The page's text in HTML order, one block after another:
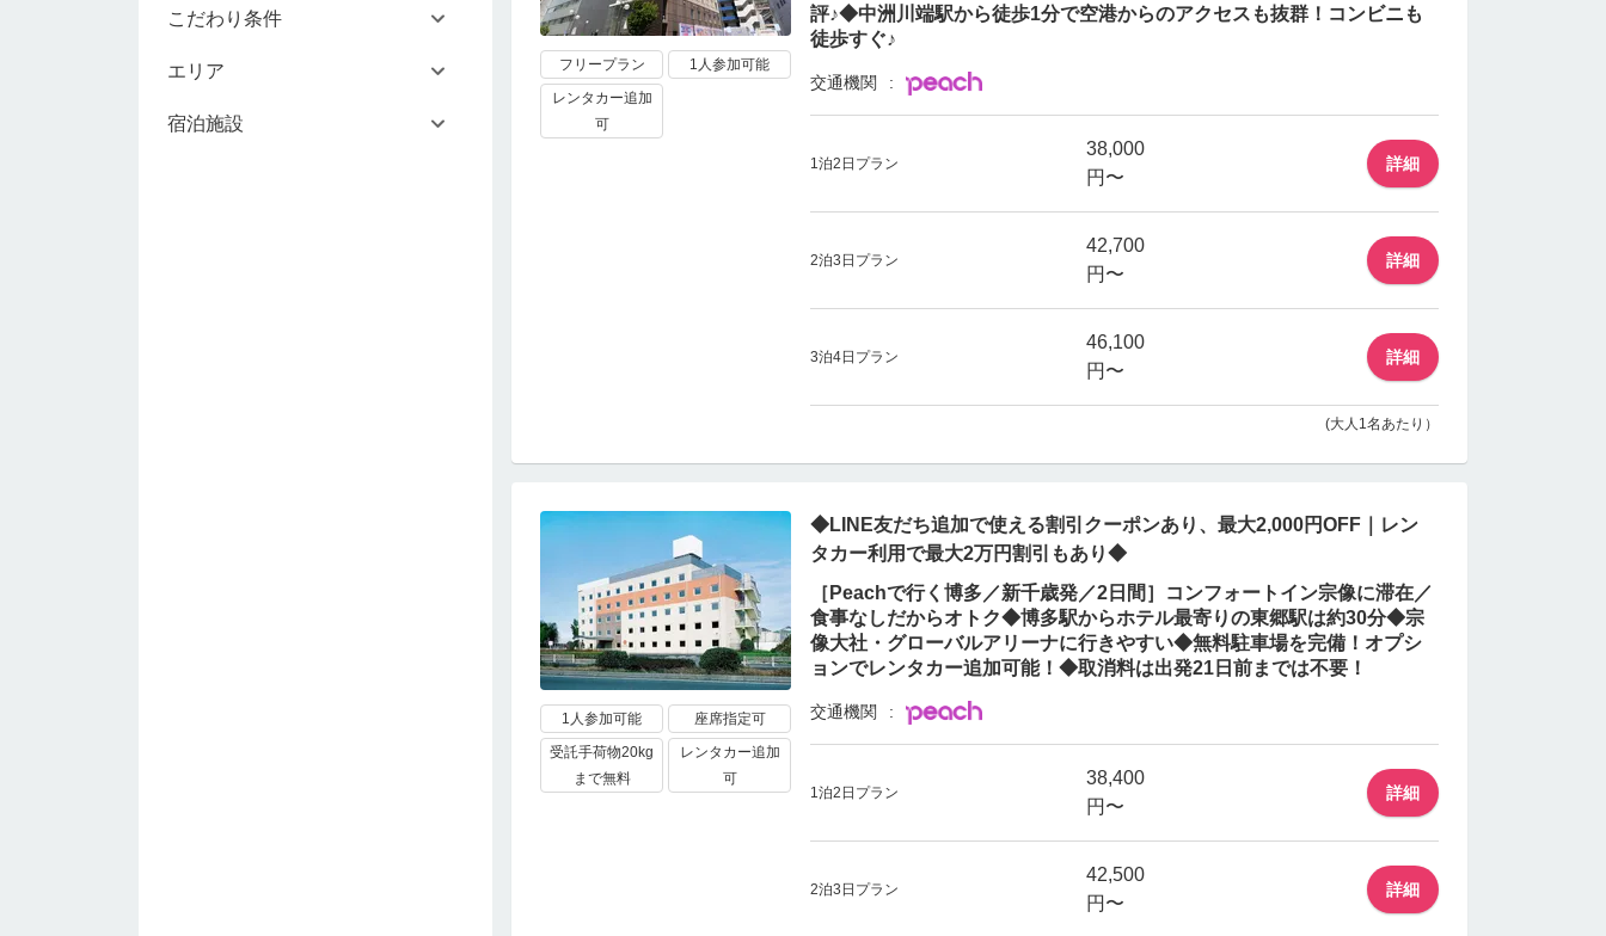
こだわり条件
エリア
宿泊施設
フリープラン
1人参加可能
レンタカー追加
可
評♪◆中洲川端駅から徒歩1分で空港からのアクセスも抜群！コンビニも
徒歩すぐ♪
交通機関
1泊2日プラン
38,000
円〜
詳細
2泊3日プラン
42,700
円〜
詳細
3泊4日プラン
46,100
円〜
詳細
(大人1名あたり）
1人参加可能
座席指定可
受託手荷物20kg
まで無料
レンタカー追加
可
◆LINE友だち追加で使える割引クーポンあり、最大2,000円OFF｜レン
タカー利用で最大2万円割引もあり◆
［Peachで行く博多／新千歳発／2日間］コンフォートイン宗像に滞在／
食事なしだからオトク◆博多駅からホテル最寄りの東郷駅は約30分◆宗
像大社・グローバルアリーナに行きやすい◆無料駐車場を完備！オプシ
ョンでレンタカー追加可能！◆取消料は出発21日前までは不要！
交通機関
1泊2日プラン
38,400
円〜
詳細
2泊3日プラン
42,500
円〜
詳細